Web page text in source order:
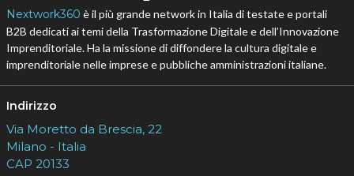
Nextwork360 è il più grande network in Italia di testate e portali
B2B dedicati ai temi della Trasformazione Digitale e dell’Innovazione
Imprenditoriale. Ha la missione di diffondere la cultura digitale e
imprenditoriale nelle imprese e pubbliche amministrazioni italiane.
Indirizzo
Via Moretto da Brescia, 22
Milano - Italia
CAP 20133